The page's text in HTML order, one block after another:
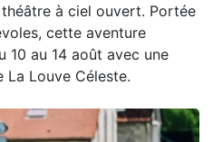
à ciel ouvert. Portée
cette aventure
10 au 14 août avec une
Louve Céleste.